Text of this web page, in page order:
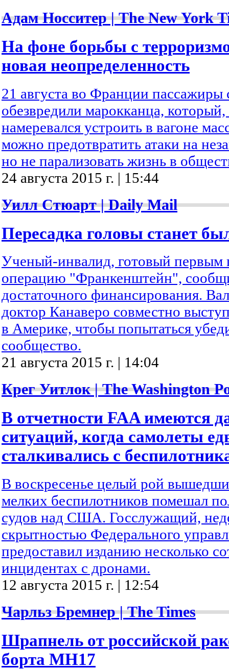
Адам Носситер | The New York
На фоне борьбы с
новая неопределенность
21 августа во Франции пассажиры
обезвредили марокканца,
намеревался устроить в вагоне
можно предотвратить атаки на
но не парализовать жизнь в
24 августа 2015 г. | 15:44
Уилл Стюарт | Daily Mail
Пересадка головы станет
Ученый-инвалид, готовый первым
операцию "Франкенштейн",
достаточного финансирования.
доктор Канаверо совместно
в Америке, чтобы попытаться
сообщество.
21 августа 2015 г. | 14:04
Крег Уитлок | The Washington
В отчетности FAA имеются
ситуаций, когда самолеты
сталкивались с
В воскресенье целый рой
мелких беспилотников помешал
судов над США. Госслужащий,
скрытностью Федерального
предоставил изданию несколько
инцидентах с дронами.
12 августа 2015 г. | 12:54
Чарльз Бремнер | The Times
Шрапнель от российской
борта MH17